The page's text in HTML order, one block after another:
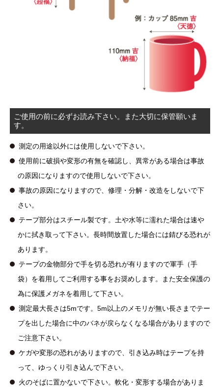
ご使用の前に必ずお読み下さい。また大切に保管願いま
す。
測定の用途以外には使用しないで下さい。
使用前に破損や変形の有無を確認し、異常がある場合は事故
の原因になりますので使用しないで下さい。
事故の原因になりますので、修理・分解・改造をしないで下
さい。
テープ部分はスチール製です。土や水等に濡れた場合は速や
かに拭き取って下さい。長時間放置した場合には錆びる恐れが
あります。
テープの金物部分で手を切る恐れが有りますので軍手（手
袋）を着用してご利用する事をお奨めします。また安全保護の
為に保護メガネを着用して下さい。
測定最大長さは5mです。5m以上のメモリが無い長さまでテー
プを出した場合に中のバネが戻らなくなる場合がありますので
ご注意下さい。
ケガや変形の恐れがありますので、引き込み時はテープを持
って、ゆっくり引き込んで下さい。
火のそばに置かないで下さい。軟化・変形する場合がありま